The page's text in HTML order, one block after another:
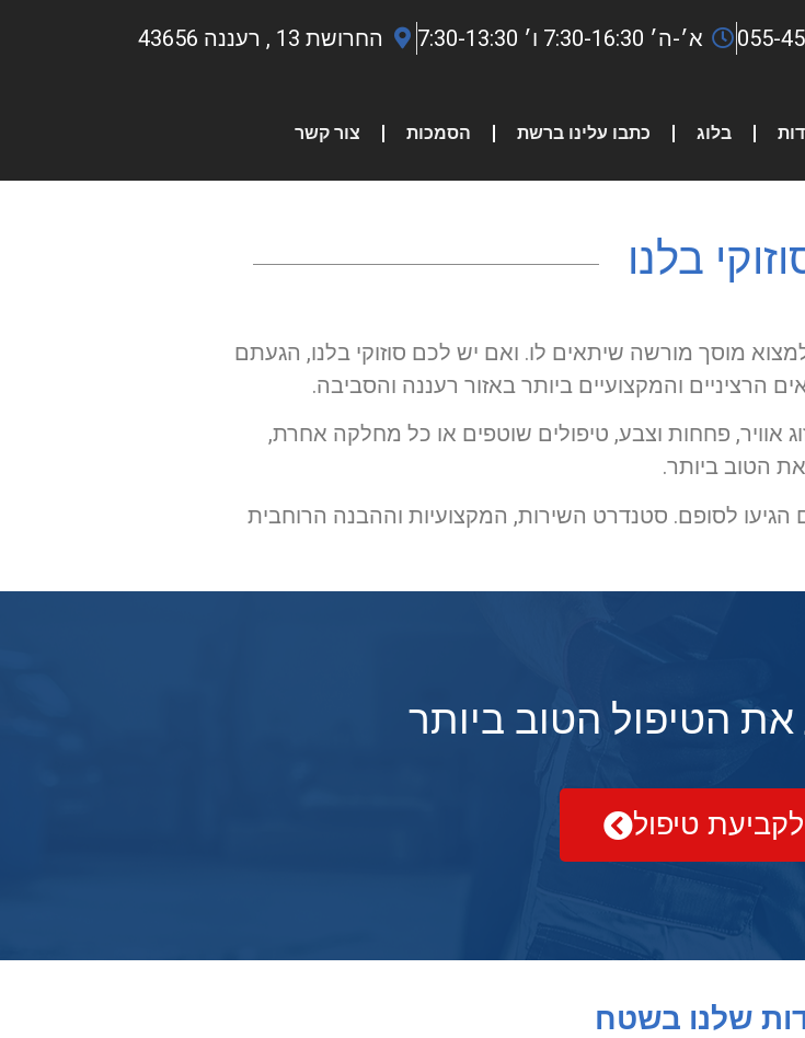
055- א׳-ה׳ 7:30-16:30 ו׳ 7:30-13:30 החרושת 13 , רעננה 43656
בלוג כתבו עלינו ברשת הסמכות צור קשר
בלנו
מוסך מורשה שיתאים לו. ואם יש לכם סוזוקי בלנו, הגעתם
הרציניים והמקצועיים ביותר באזור רעננה והסביבה.
פחחות וצבע, טיפולים שוטפים או כל מחלקה אחרת,
הטוב ביותר.
לסופם. סטנדרט השירות, המקצועיות וההבנה הרוחבית
הטיפול הטוב ביותר
טיפול
שלנו בשטח